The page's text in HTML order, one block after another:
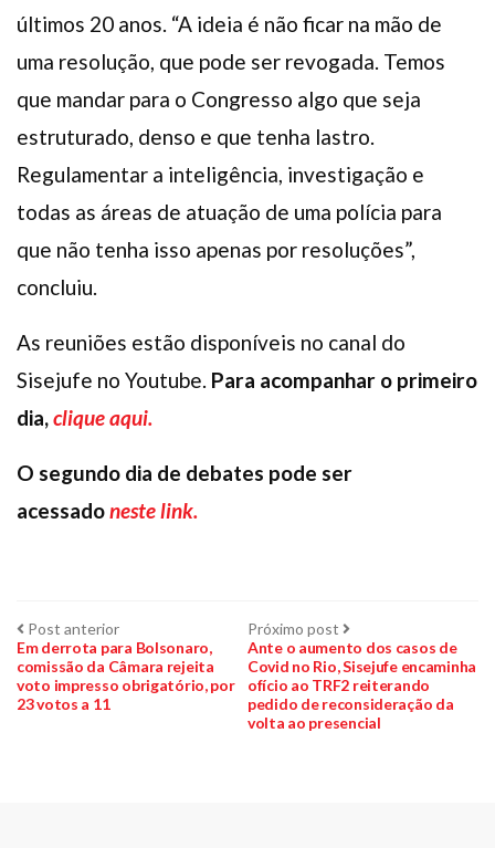
últimos 20 anos. “A ideia é não ficar na mão de
uma resolução, que pode ser revogada. Temos
que mandar para o Congresso algo que seja
estruturado, denso e que tenha lastro.
Regulamentar a inteligência, investigação e
todas as áreas de atuação de uma polícia para
que não tenha isso apenas por resoluções”,
concluiu.
As reuniões estão disponíveis no canal do
Sisejufe no Youtube. Para acompanhar o primeiro
dia,clique aqui.
O segundo dia de debates pode ser
acessadoneste link.
Navegação
de
Post
Post anteriorPost
anterior:
Em derrota para Bolsonaro,
comissão da Câmara rejeita
voto impresso obrigatório, por
23 votos a 11
Próximo post Próximo
post:
Ante o aumento dos casos de
Covid no Rio, Sisejufe encaminha
ofício ao TRF2 reiterando
pedido de reconsideração da
volta ao presencial